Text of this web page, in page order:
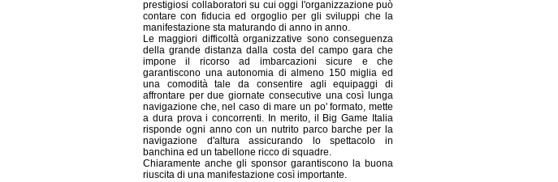
prestigiosi collaboratori su cui oggi l'organizzazione può
contare con fiducia ed orgoglio per gli sviluppi che la
manifestazione sta maturando di anno in anno.
Le maggiori difficoltà organizzative sono conseguenza
della grande distanza dalla costa del campo gara che
impone il ricorso ad imbarcazioni sicure e che
garantiscono una autonomia di almeno 150 miglia ed
una comodità tale da consentire agli equipaggi di
affrontare per due giornate consecutive una così lunga
navigazione che, nel caso di mare un po' formato, mette
a dura prova i concorrenti. In merito, il Big Game Italia
risponde ogni anno con un nutrito parco barche per la
navigazione d'altura assicurando lo spettacolo in
banchina ed un tabellone ricco di squadre.
Chiaramente anche gli sponsor garantiscono la buona
riuscita di una manifestazione così importante.